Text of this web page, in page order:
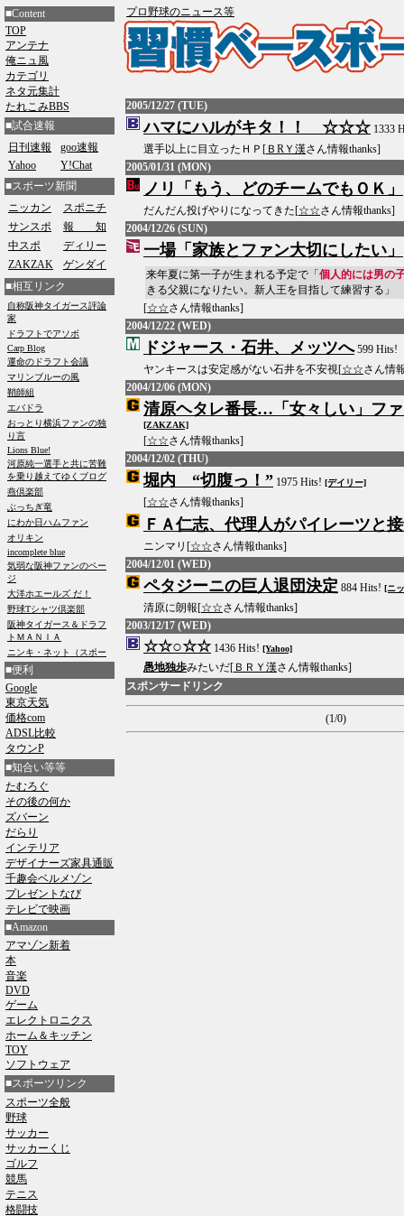
■Content
TOP
アンテナ
俺ニュ風
カテゴリ
ネタ元集計
たれこみBBS
■試合速報
日刊速報
goo速報
Yahoo
Y!Chat
■スポーツ新聞
ニッカン
スポニチ
サンスポ
報 知
中スポ
ディリー
ZAKZAK
ゲンダイ
■相互リンク
■便利
Google
東京天気
価格com
ADSL比較
タウンP
■知合い等等
たむろぐ
その後の何か
ズバーン
だらり
インテリア
デザイナーズ家具通販
千趣会ベルメゾン
プレゼントなび
テレビで映画
■Amazon
アマゾン新着
本
音楽
DVD
ゲーム
エレクトロニクス
ホーム＆キッチン
TOY
ソフトウェア
■スポーツリンク
スポーツ全般
野球
サッカー
サッカーくじ
ゴルフ
競馬
テニス
格闘技
プロ野球のニュース等
2005/12/27 (TUE)
ハマにハルがキタ！！ ☆☆☆ 1333
選手以上に目立ったＨＰ[ ＢRＹ漢さん情報thanks]
2005/01/31 (MON)
ノリ「もう、どのチームでもＯＫ」
だんだん投げやりになってきた[☆☆さん情報thanks]
2004/12/26 (SUN)
一場「家族とファン大切にしたい」
来年夏に第一子が生まれる予定で「 個人的には男の
きる父親になりたい。新人王を目指して練習する」
[☆☆さん情報thanks]
2004/12/22 (WED)
ドジャース・石井、メッツへ599 Hits!
ヤンキースは安定感がない石井を不安視[☆☆さん情
2004/12/06 (MON)
清原ヘタレ番長…「女々しい」フ
[ZAKZAK]
[☆☆さん情報thanks]
2004/12/02 (THU)
堀内 “切腹っ！” 1975 Hits! [デイリー]
[☆☆さん情報thanks]
ＦＡ仁志、代理人がパイレーツと
ニンマリ[☆☆さん情報thanks]
2004/12/01 (WED)
ペタジーニの巨人退団決定 884 Hits! [ニ
清原に朗報[☆☆さん情報thanks]
2003/12/17 (WED)
☆☆○☆☆ 1436 Hits! [Yahoo]
愚地独歩みたいだ[ ＢＲＹ漢さん情報thanks]
スポンサードリンク
(1/0)